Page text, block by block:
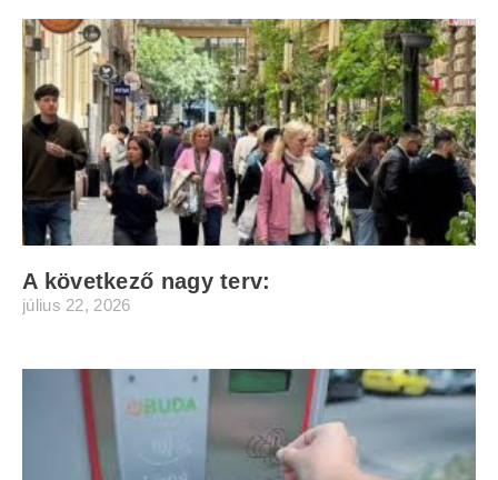
A következő nagy terv:
július 22, 2026